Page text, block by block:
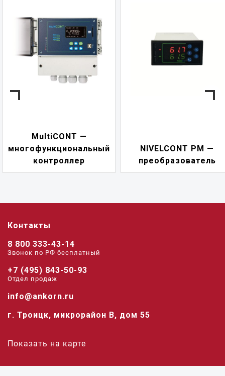
NIVELCONT PM —
преобразователь
Контакты
8 800 333-43-14
Звонок по РФ беcплатный
+7 (495) 843-50-93
Отдел продаж
info@ankorn.ru
г. Троицк, микрорайон В, дом 55
Показать на карте